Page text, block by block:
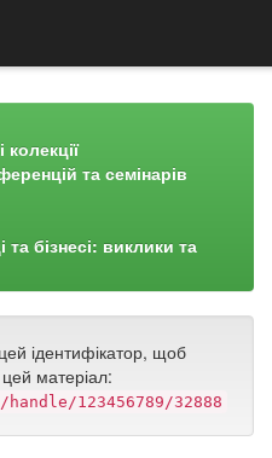
та семінарів
та бізнесі: виклики та
ідентифікатор, щоб
матеріал:
123456789/32888